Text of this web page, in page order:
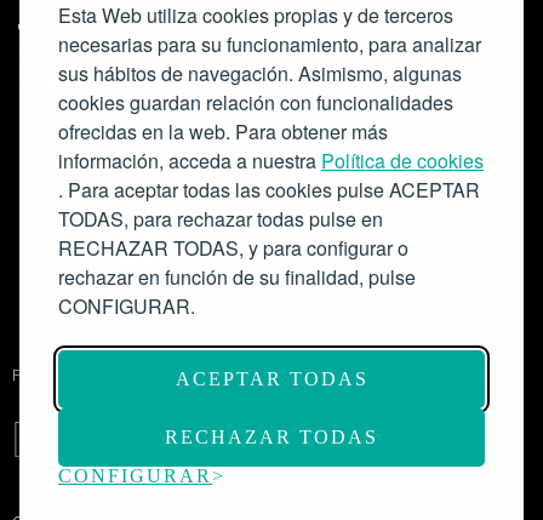
Esta Web utiliza cookies propias y de terceros
necesarias para su funcionamiento, para analizar
sus hábitos de navegación. Asimismo, algunas
cookies guardan relación con funcionalidades
ofrecidas en la web. Para obtener más
información, acceda a nuestra Política de cookies
. Para aceptar todas las cookies pulse ACEPTAR
TODAS, para rechazar todas pulse en
RECHAZAR TODAS, y para configurar o
rechazar en función de su finalidad, pulse
CONFIGURAR.
ACEPTAR TODAS
RECHAZAR TODAS
CONFIGURAR
Colabora:
Proyecto de modernización de infraestructuras y digitalización del
Salón de Actos del Ateneo de Madrid como espacio escénico-musical.
Subvención: 175.000€